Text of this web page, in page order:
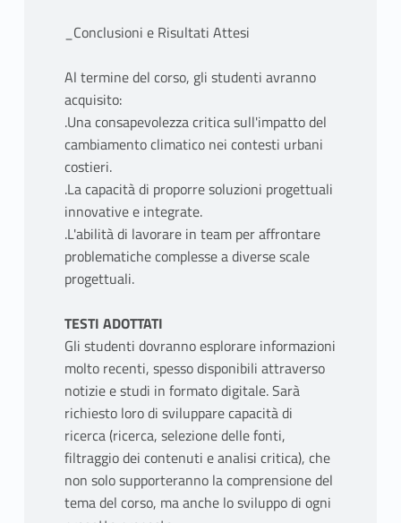
_Conclusioni e Risultati Attesi
Al termine del corso, gli studenti avranno
acquisito:
.Una consapevolezza critica sull'impatto del
cambiamento climatico nei contesti urbani
costieri.
.La capacità di proporre soluzioni progettuali
innovative e integrate.
.L'abilità di lavorare in team per affrontare
problematiche complesse a diverse scale
progettuali.
TESTI ADOTTATI
Gli studenti dovranno esplorare informazioni
molto recenti, spesso disponibili attraverso
notizie e studi in formato digitale. Sarà
richiesto loro di sviluppare capacità di
ricerca (ricerca, selezione delle fonti,
filtraggio dei contenuti e analisi critica), che
non solo supporteranno la comprensione del
tema del corso, ma anche lo sviluppo di ogni